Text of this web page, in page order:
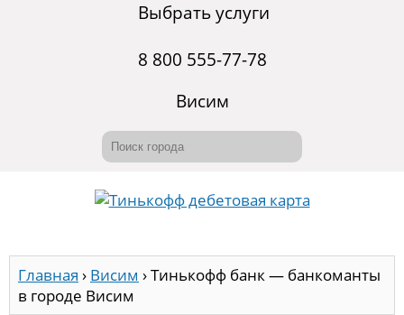
Выбрать услуги
8 800 555-77-78
Висим
Главная › Висим ›Тинькофф банк — банкоманты
в городе Висим